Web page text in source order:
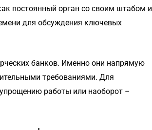
постоянный орган со своим штабом и
для обсуждения ключевых
банков. Именно они напрямую
требованиями. Для
работы или наоборот –